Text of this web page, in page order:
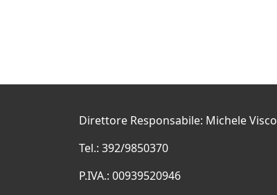
Direttore Responsabile: Michele Visco
Tel.: 392/9850370
P.IVA.: 00939520946